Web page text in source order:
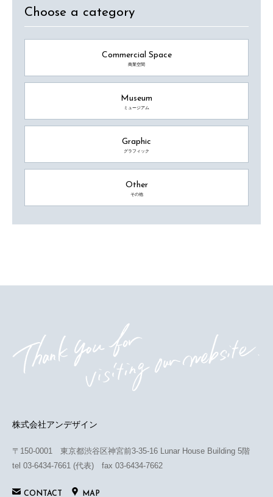
Choose a category
Commercial Space
商業空間
Museum
ミュージアム
Graphic
グラフィック
Other
その他
株式会社アンデザイン
〒150-0001 東京都渋谷区神宮前3-35-16 Lunar House Building 5階
tel 03-6434-7661 (代表) fax 03-6434-7662
CONTACT MAP